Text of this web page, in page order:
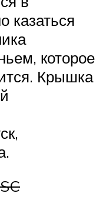
казаться
которое
Крышка